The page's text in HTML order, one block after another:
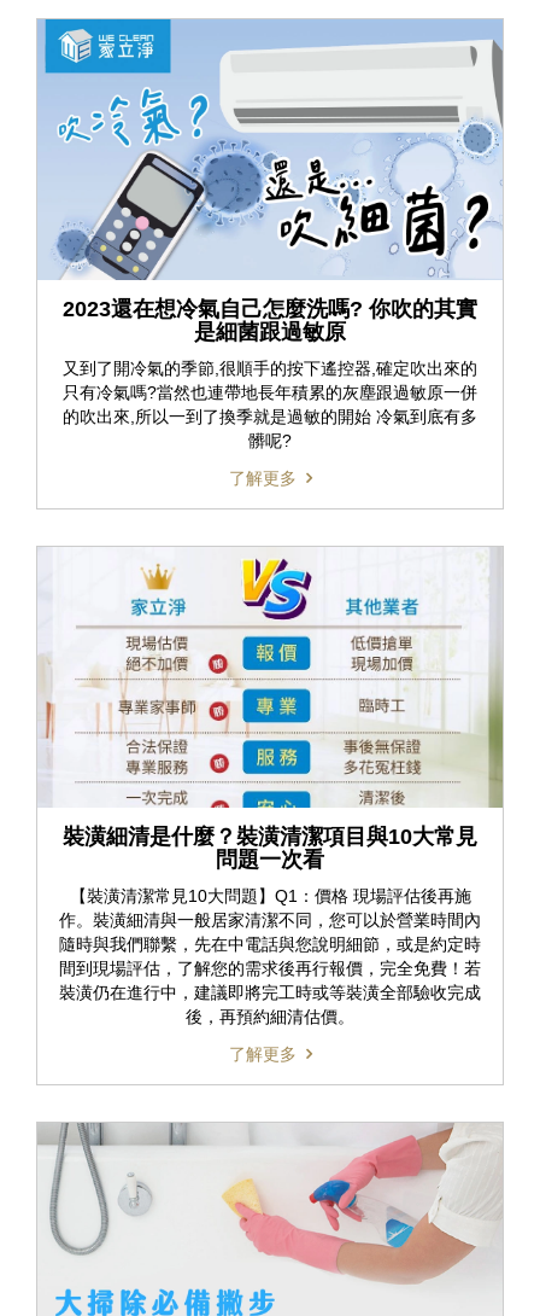
2023還在想冷氣自己怎麼洗嗎? 你吹的其實
是細菌跟過敏原
又到了開冷氣的季節,很順手的按下遙控器,確定吹出來的
只有冷氣嗎?當然也連帶地長年積累的灰塵跟過敏原一併
的吹出來,所以一到了換季就是過敏的開始 冷氣到底有多
髒呢?
了解更多
裝潢細清是什麼？裝潢清潔項目與10大常見
問題一次看
【裝潢清潔常見10大問題】Q1：價格 現場評估後再施
作。裝潢細清與一般居家清潔不同，您可以於營業時間內
隨時與我們聯繫，先在中電話與您說明細節，或是約定時
間到現場評估，了解您的需求後再行報價，完全免費！若
裝潢仍在進行中，建議即將完工時或等裝潢全部驗收完成
後，再預約細清估價。
了解更多